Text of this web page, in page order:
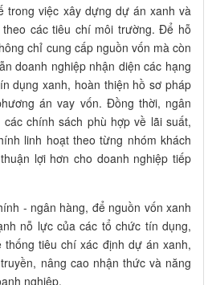
trong việc xây dựng dự án xanh và
các tiêu chí môi trường. Để hỗ
chỉ cung cấp nguồn vốn mà còn
doanh nghiệp nhận diện các hạng
dụng xanh, hoàn thiện hồ sơ pháp
án vay vốn. Đồng thời, ngân
chính sách phù hợp về lãi suất,
linh hoạt theo từng nhóm khách
lợi hơn cho doanh nghiệp tiếp
- ngân hàng, để nguồn vốn xanh
nỗ lực của các tổ chức tín dụng,
tiêu chí xác định dự án xanh,
nâng cao nhận thức và năng
nghiệp.